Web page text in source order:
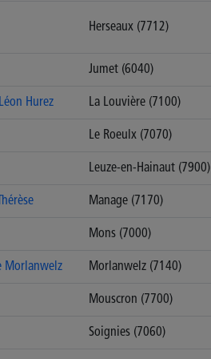
Herseaux (7712)
Jumet (6040)
Hurez La Louvière (7100)
Le Roeulx (7070)
Leuze-en-Hainaut (7900)
Manage (7170)
Mons (7000)
Morlanwelz Morlanwelz (7140)
Mouscron (7700)
Soignies (7060)